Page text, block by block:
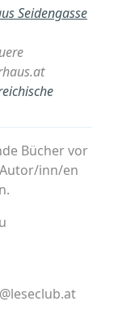
Seidengasse
Bücher vor
inn/en